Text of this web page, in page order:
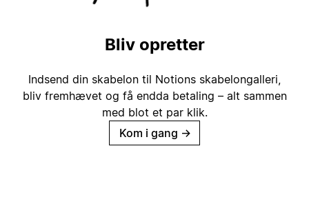
Bliv opretter
Indsend din skabelon til Notions skabelongalleri,
bliv fremhævet og få endda betaling – alt sammen
med blot et par klik.
Kom i gang →